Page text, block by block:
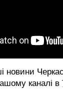
новини
каналі в